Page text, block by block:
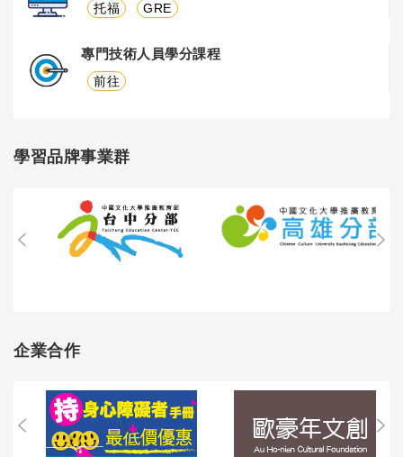
托福 GRE
專門技術人員學分課程
前往
學習品牌事業群
企業合作